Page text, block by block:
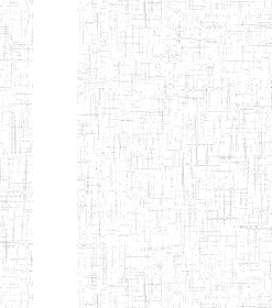
Chercher:
Effacer les filtres
Denomination
Type